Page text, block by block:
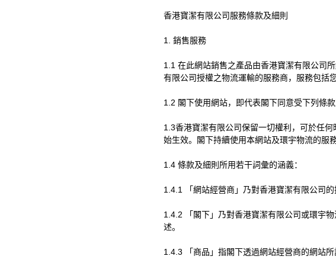
香港寶潔有限公司服務條款及細則
1.銷售服務
1.1在此網站銷售之產品由香港寶潔有限公司
有限公司授權之物流運輸的服務商，服務包括
1.2 閣下使用網站，即代表閣下同意受下列條
1 .3香港寶潔有限公司保留一切權利，可於任
始生效。閣下持續使用本網站及環宇物流的服
1.4條款及細則所用若干詞彙的涵義：
1.4.1 「網站經營商」乃對香港寶潔有限公司的
1.4.2
「閣下」乃對香港寶潔有限公司或環宇
述。
1.4.3 「商品」指閣下透過網站經營商的網站